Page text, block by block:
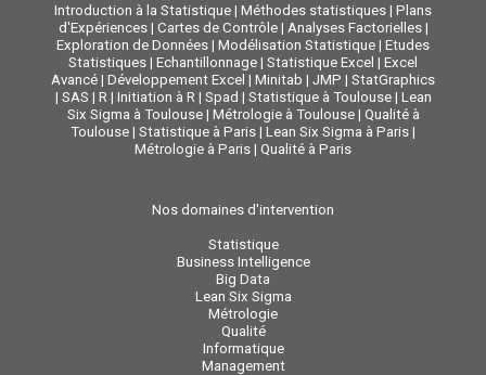
Introduction à la Statistique | Méthodes statistiques | Plans
d'Expériences| Cartes de Contrôle| Analyses Factorielles|
Exploration de Données | Modélisation Statistique | Etudes
Statistiques | Echantillonnage | Statistique Excel | Excel
Avancé | Développement Excel | Minitab | JMP | StatGraphics
| SAS | R | Initiation à R | Spad | Statistique à Toulouse| Lean
Six Sigma à Toulouse| Métrologie à Toulouse| Qualité à
Toulouse | Statistique à Paris | Lean Six Sigma à Paris |
Métrologie à Paris | Qualité à Paris
Nos domaines d'intervention
Statistique
Business Intelligence
Big Data
Lean Six Sigma
Métrologie
Qualité
Informatique
Management